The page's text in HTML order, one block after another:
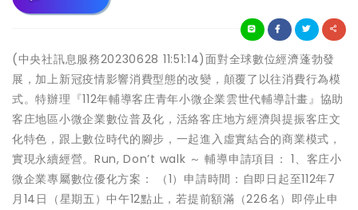
(中央社訊息服務20230628 11:51:14)面對全球數位經濟蓬勃發
展，加上新冠疫情影響消費型態的改變，顛覆了以往消費行為模
式。特辦理『112年輔導客庄青年小微企業雲世代輔導計畫』協助
客庄地區小微企業數位普及化，活絡客庄地方經濟與提振客庄文
化特色，跟上數位時代的腳步，一起進入虛實結合的商業模式，
實現永續經營。Run, Don’t walk ～ 輔導申請項目： 1、客庄小
微企業專屬數位優化方案： （1）申請時間：自即日起至112年7
月14日（星期五）中午12點止，若提前額滿（226名）即停止申